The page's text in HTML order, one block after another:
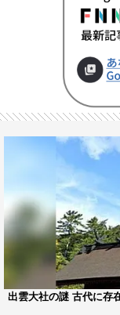
出雲大社の謎 古代に存